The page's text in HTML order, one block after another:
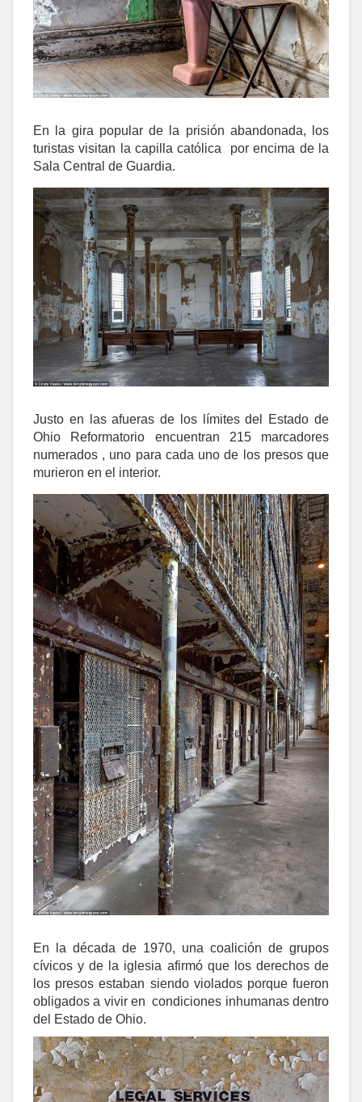
En la gira popular de la prisión abandonada, los
turistas visitan la capilla católica por encima de la
Sala Central de Guardia.
Justo en las afueras de los límites del Estado de
Ohio Reformatorio encuentran 215 marcadores
numerados , uno para cada uno de los presos que
murieron en el interior.
En la década de 1970, una coalición de grupos
cívicos y de la iglesia afirmó que los derechos de
los presos estaban siendo violados porque fueron
obligados a vivir en condiciones inhumanas dentro
del Estado de Ohio.